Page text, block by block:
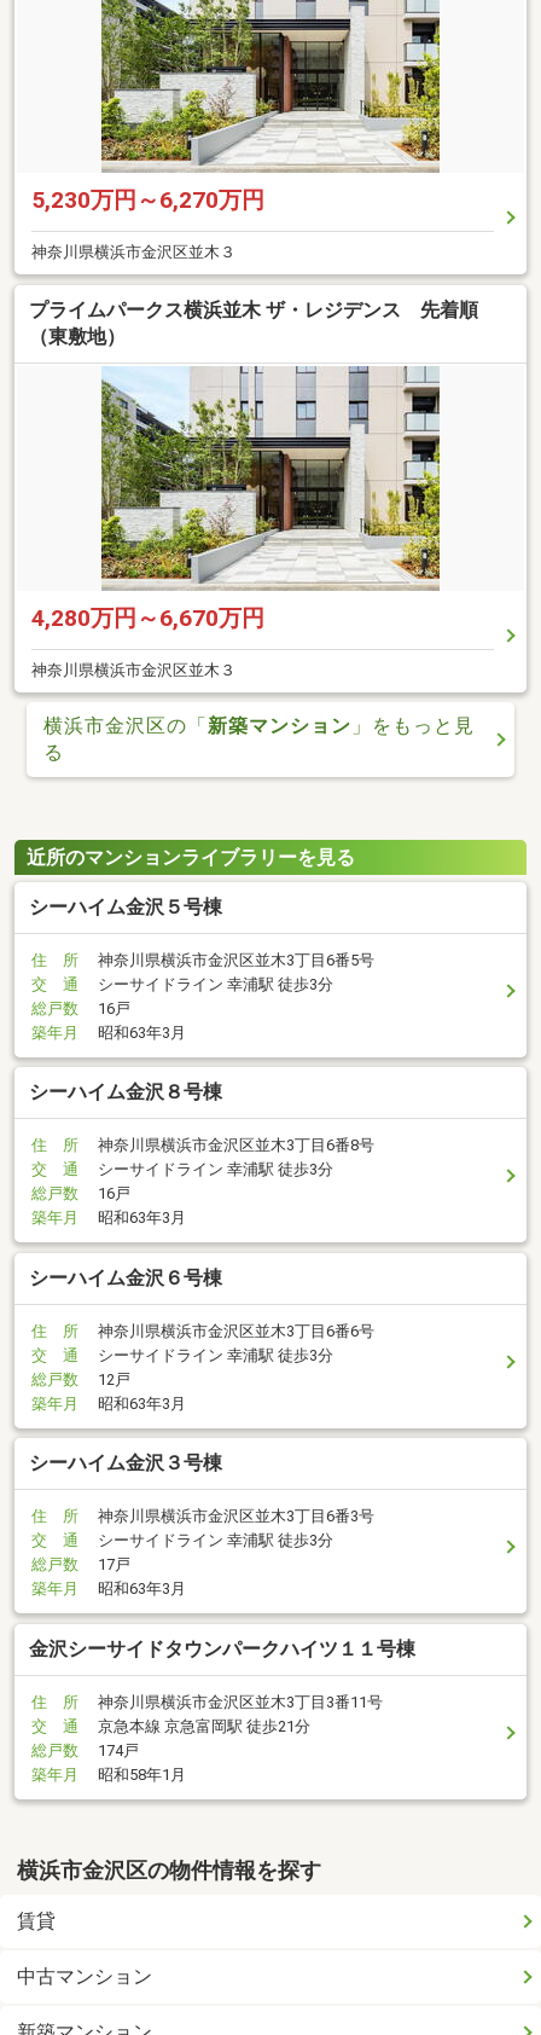
5,230万円～6,270万円
神奈川県横浜市金沢区並木３
プライムパークス横浜並木 ザ・レジデンス 先着順
（東敷地）
4,280万円～6,670万円
神奈川県横浜市金沢区並木３
横浜市金沢区の「新築マンション 」をもっと見
る
近所のマンションライブラリーを見る
シーハイム金沢５号棟
住 所
神奈川県横浜市金沢区並木3丁目6番5号
交 通
シーサイドライン 幸浦駅 徒歩3分
総戸数
16戸
築年月
昭和63年3月
シーハイム金沢８号棟
住 所
神奈川県横浜市金沢区並木3丁目6番8号
交 通
シーサイドライン 幸浦駅 徒歩3分
総戸数
16戸
築年月
昭和63年3月
シーハイム金沢６号棟
住 所
神奈川県横浜市金沢区並木3丁目6番6号
交 通
シーサイドライン 幸浦駅 徒歩3分
総戸数
12戸
築年月
昭和63年3月
シーハイム金沢３号棟
住 所
神奈川県横浜市金沢区並木3丁目6番3号
交 通
シーサイドライン 幸浦駅 徒歩3分
総戸数
17戸
築年月
昭和63年3月
金沢シーサイドタウンパークハイツ１１号棟
住 所
神奈川県横浜市金沢区並木3丁目3番11号
交 通
京急本線 京急富岡駅 徒歩21分
総戸数
174戸
築年月
昭和58年1月
横浜市金沢区の物件情報を探す
賃貸
中古マンション